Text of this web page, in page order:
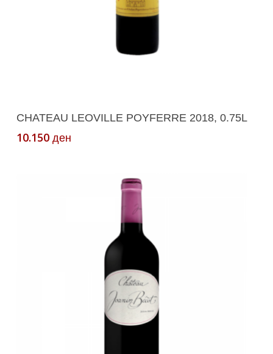
Додади Во Кошничка
CHATEAU LEOVILLE POYFERRE 2018, 0.75L
10.150 ден